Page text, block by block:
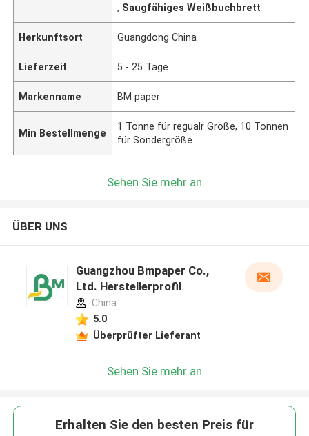
, Saugfähiges Weißbuchbrett
Herkunftsort Guangdong China
Lieferzeit 5 - 25 Tage
Markenname BM paper
Min Bestellmenge
1 Tonne für regualr Größe, 10 Tonnen
für Sondergröße
Sehen Sie mehr an
ÜBER UNS
Guangzhou Bmpaper Co.,
Ltd. Herstellerprofil
China
5.0
Überprüfter Lieferant
Sehen Sie mehr an
Erhalten Sie den besten Preis für